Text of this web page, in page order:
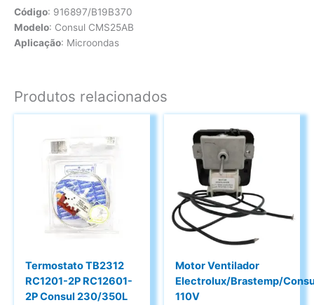
Código: 916897/B19B370
Modelo: Consul CMS25AB
Aplicação: Microondas
Produtos relacionados
Termostato TB2312
RC1201-2P RC12601-
2P Consul 230/350L
Motor Ventilador
Electrolux/Brastemp/
110V